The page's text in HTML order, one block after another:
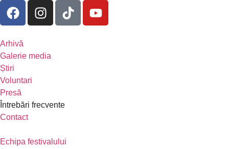
Arhivă
Galerie media
Știri
Voluntari
Presă
Întrebări frecvente
Contact
Echipa festivalului